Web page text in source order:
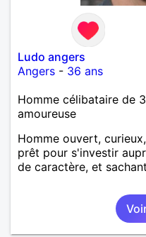
Ludo angers
Angers - 36 ans
Homme célibataire de
amoureuse
Homme ouvert,
prêt pour s'investir
de caractère, et